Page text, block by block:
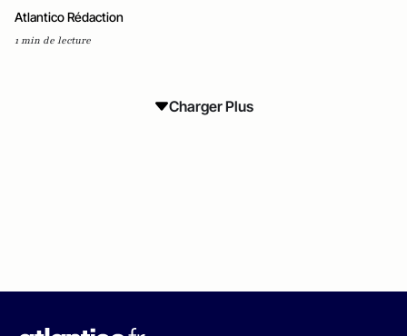
Atlantico Rédaction
1 min de lecture
Charger Plus